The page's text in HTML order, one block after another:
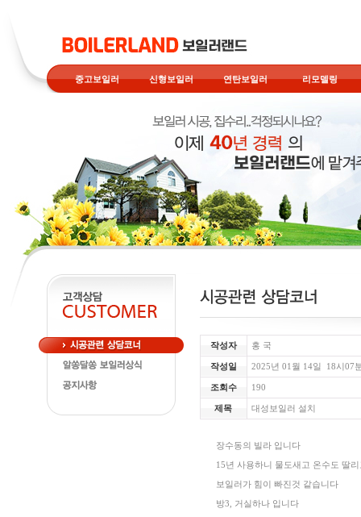
중고보일러 신형보일러 연탄보일러 리모델링
작성자 홍 국
작성일 2025년 01월 14일 18시 07
조회수 190
제목 대성보일러 설치
장수동의 빌라 입니다
15년 사용하니 물도새고 온수도 딸리
보일러가 힘이 빠진것 같습니다
방3, 거실하나 입니다